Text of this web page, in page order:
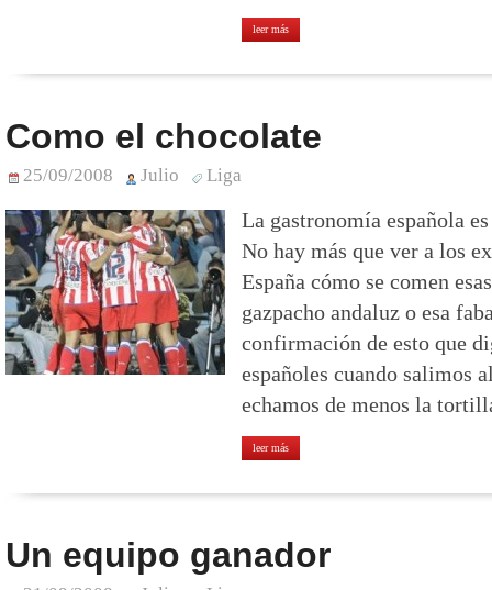
leer más
Como el chocolate
25/09/2008 Julio Liga
La gastronomía española
No hay más que ver a los
España cómo se comen
gazpacho andaluz o esa
confirmación de esto que
españoles cuando salimos
echamos de menos la
leer más
Un equipo ganador